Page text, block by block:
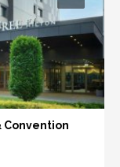
Convention